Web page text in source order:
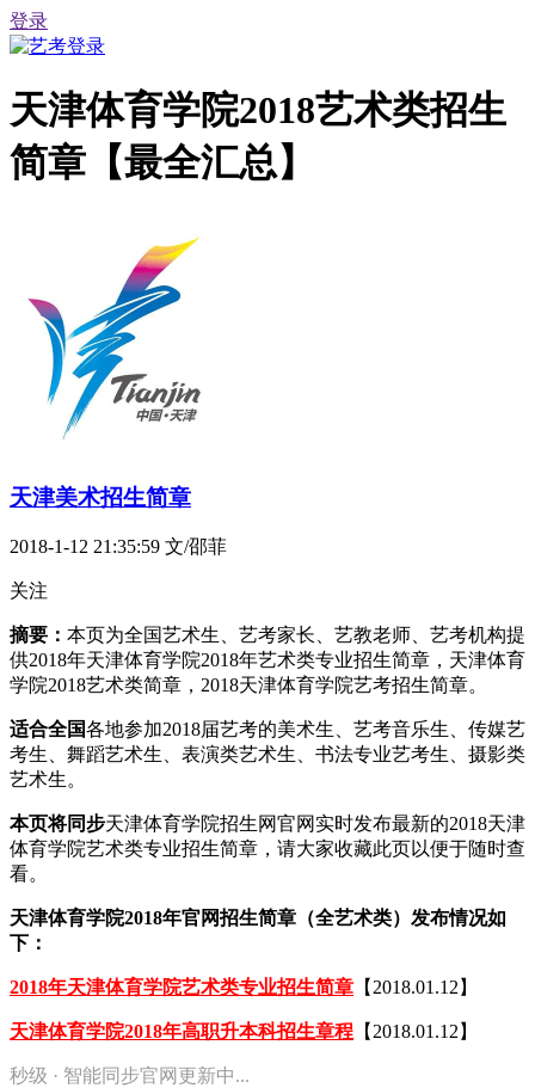
登录
天津体育学院2018艺术类招生
简章【最全汇总】
天津美术招生简章
2018-1-12 21:35:59 文/邵菲
关注
摘要： 本页为全国艺术生、艺考家长、艺教老师、艺考机构提
供2018年天津体育学院2018年艺术类专业招生简章，天津体育
学院2018艺术类简章，2018天津体育学院艺考招生简章。
适合全国各地参加2018届艺考的美术生、艺考音乐生、传媒艺
考生、舞蹈艺术生、表演类艺术生、书法专业艺考生、摄影类
艺术生。
本页将同步天津体育学院招生网官网实时发布最新的2018天津
体育学院艺术类专业招生简章，请大家收藏此页以便于随时查
看。
天津体育学院2018年官网招生简章（全艺术类）发布情况如
下：
2018年天津体育学院艺术类专业招生简章 【2018.01.12】
天津体育学院2018年高职升本科招生章程 【2018.01.12】
秒级 · 智能同步官网更新中...